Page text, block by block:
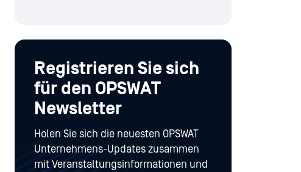
Registrieren Sie sich
für den OPSWAT
Newsletter
Holen Sie sich die neuesten OPSWAT
Unternehmens-Updates zusammen
mit Veranstaltungsinformationen und